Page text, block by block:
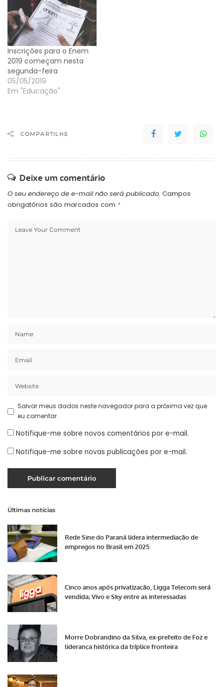
Estudos e Pesquisas
Educacionais Anísio
Teixeira (Inep). Assim
como nos anos
anteriores, as provas, que
têm um total de 180
questões de múltipla…
Inscrições para o Enem
2019 começam nesta
segunda-feira
05/05/2019
Em "Educação"
COMPARTILHE
Deixe um comentário
O seu endereço de e-mail não será publicado. Campos
obrigatórios são marcados com *
Salvar meus dados neste navegador para a próxima vez que
eu comentar.
Notifique-me sobre novos comentários por e-mail.
Notifique-me sobre novas publicações por e-mail.
Últimas notícias
Rede Sine do Paraná lidera intermediação de
empregos no Brasil em 2025
Cinco anos após privatização, Ligga Telecom será
vendida; Vivo e Sky entre as interessadas
Morre Dobrandino da Silva, ex-prefeito de Foz e
liderança histórica da tríplice fronteira